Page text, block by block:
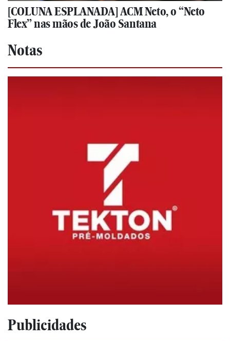
[COLUNA ESPLANADA] ACM Neto, o “Neto
Flex” nas mãos de João Santana
Notas
Publicidades